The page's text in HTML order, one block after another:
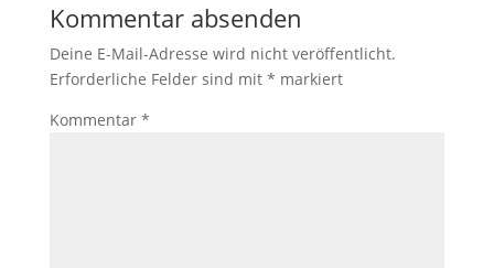
Kommentar absenden
Deine E-Mail-Adresse wird nicht veröffentlicht.
Erforderliche Felder sind mit * markiert
Kommentar *